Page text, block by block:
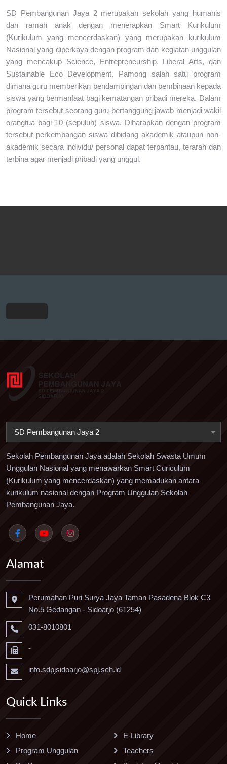
SD Pembangunan Jaya 2 merupakan sekolah yang humanis
dan ramah anak dengan menerapkan Smart Kurikulum
(Kurikulum yang mencerdaskan) yang merupakan kurikulum
Nasional yang diperkaya dengan program dan kegiatan unggulan
yang mencakup Science, Entrepreneurship, Liberal Arts, dan
Sustainable Eco Development. Pamong salah satu program
dimana guru memberikan pendampingan dan pembinaan kepada
siswa yang bermanfaat bagi kematangan pribadi mereka. Dalam
program tersebut seorang guru bertanggung jawab menjadi wakil
orangtua bagi 10 (sepuluh) siswa. Diharapkan dengan program
tersebut perkembangan siswa dibidang akademik ataupun non-
akademik secara individu/ personal dapat terpantau, terarah dan
terbina agar menjadi pribadi yang unggul.
SD Pembangunan Jaya 2
Sekolah Pembangunan Jaya adalah Sekolah Swasta Umum
Unggulan Nasional yang menawarkan Smart Curiculum
(Kurikulum yang mencerdaskan) yang memadukan antara
kurikulum nasional dengan Program Unggulan Sekolah
Pembangunan Jaya.
Alamat
Perumahan Puri Surya Jaya Taman Pasadena Blok C3
No.5 Gedangan - Sidoarjo (61254)
031-8010801
-
info.sdpjsidoarjo@spj.sch.id
Quick Links
Home
E-Library
Program Unggulan
Teachers